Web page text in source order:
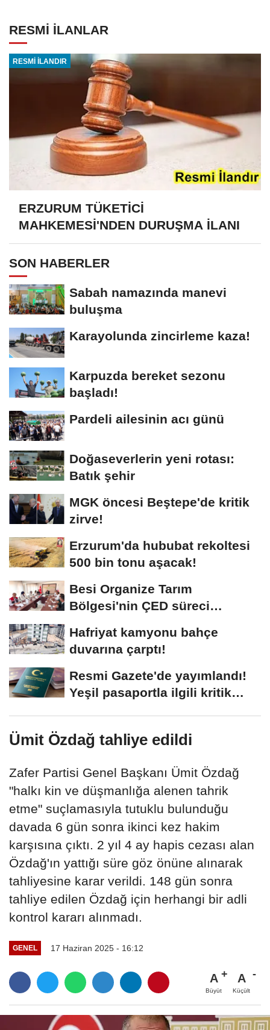
RESMİ İLANLAR
RESMİ İLANDIR
ERZURUM TÜKETİCİ
MAHKEMESİ'NDEN DURUŞMA İLANI
SON HABERLER
Sabah namazında manevi
buluşma
Karayolunda zincirleme kaza!
Karpuzda bereket sezonu
başladı!
Pardeli ailesinin acı günü
Doğaseverlerin yeni rotası:
Batık şehir
MGK öncesi Beştepe'de kritik
zirve!
Erzurum'da hububat rekoltesi
500 bin tonu aşacak!
Besi Organize Tarım
Bölgesi'nin ÇED süreci
Hafriyat kamyonu bahçe
duvarına çarptı!
Resmi Gazete'de yayımlandı!
Yeşil pasaportla ilgili kritik
Ümit Özdağ tahliye edildi
Zafer Partisi Genel Başkanı Ümit Özdağ
"halkı kin ve düşmanlığa alenen tahrik
etme" suçlamasıyla tutuklu bulunduğu
davada 6 gün sonra ikinci kez hakim
karşısına çıktı. 2 yıl 4 ay hapis cezası alan
Özdağ'ın yattığı süre göz önüne alınarak
tahliyesine karar verildi. 148 gün sonra
tahliye edilen Özdağ için herhangi bir adli
kontrol kararı alınmadı.
GENEL 17 Haziran 2025 - 16:12
A
Büyüt
A
Küçült